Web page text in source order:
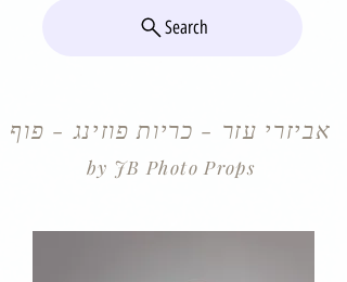
Search
אביזרי עזר - כריות פוזינג - פוף
by JB Photo Props